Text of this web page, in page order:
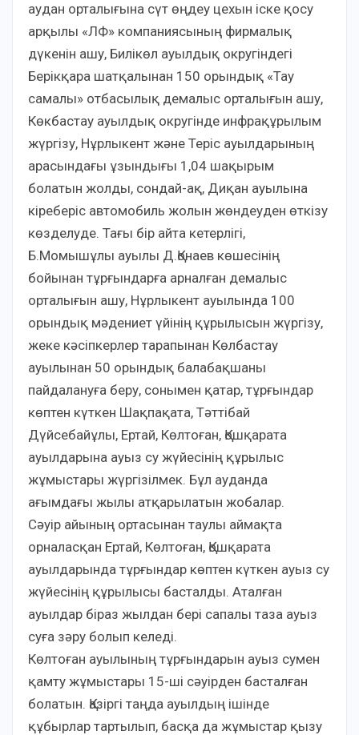
аудан орталығына сүт өңдеу цехын іске қосу
арқылы «ЛФ» компаниясының фирмалық
дүкенін ашу, Билікөл ауылдық округіндегі
Берікқара шатқалынан 150 орындық «Тау
самалы» отбасылық демалыс орталығын ашу,
Көкбастау ауылдық округінде инфрақұрылым
жүргізу, Нұрлыкент және Теріс ауылдарының
арасындағы ұзындығы 1,04 шақырым
болатын жолды, сондай-ақ, Диқан ауылына
кіреберіс автомобиль жолын жөндеуден өткізу
көзделуде. Тағы бір айта кетерлігі,
Б.Момышұлы ауылы Д.Қонаев көшесінің
бойынан тұрғындарға арналған демалыс
орталығын ашу, Нұрлыкент ауылында 100
орындық мәдениет үйінің құрылысын жүргізу,
жеке кәсіпкерлер тарапынан Көлбастау
ауылынан 50 орындық балабақшаны
пайдалануға беру, сонымен қатар, тұрғындар
көптен күткен Шақпақата, Тәттібай
Дүйсебайұлы, Ертай, Көлтоған, Қошқарата
ауылдарына ауыз су жүйесінің құрылыс
жұмыстары жүргізілмек. Бұл ауданда
ағымдағы жылы атқарылатын жобалар.
Сәуір айының ортасынан таулы аймақта
орналасқан Ертай, Көлтоған, Қошқарата
ауылдарында тұрғындар көптен күткен ауыз су
жүйесінің құрылысы басталды. Аталған
ауылдар біраз жылдан бері сапалы таза ауыз
суға зәру болып келеді.
Көлтоған ауылының тұрғындарын ауыз сумен
қамту жұмыстары 15-ші сәуірден басталған
болатын. Қазіргі таңда ауылдың ішінде
құбырлар тартылып, басқа да жұмыстар қызу